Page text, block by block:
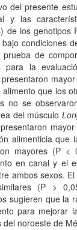
del presente
y las
de los genotipos
bajo condiciones
de
para la
presentaron
alimento que los
no se
del músculo
alimenticia que
mayores (P <
en canal y el
ambos sexos.
(P >
sugieren que la
para mejorar
del noroeste de